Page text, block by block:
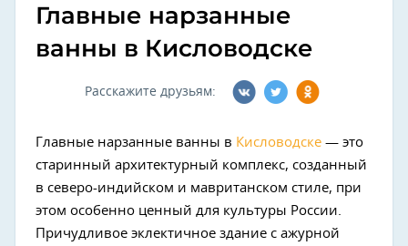
Главные нарзанные
ванны в Кисловодске
Расскажите друзьям:
Главные нарзанные ванны в Кисловодске — это
старинный архитектурный комплекс, созданный
в северо-индийском и мавританском стиле, при
этом особенно ценный для культуры России.
Причудливое эклектичное здание с ажурной